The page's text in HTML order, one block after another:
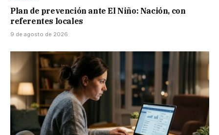
Plan de prevención ante El Niño: Nación, con
referentes locales
9 de agosto de 2026